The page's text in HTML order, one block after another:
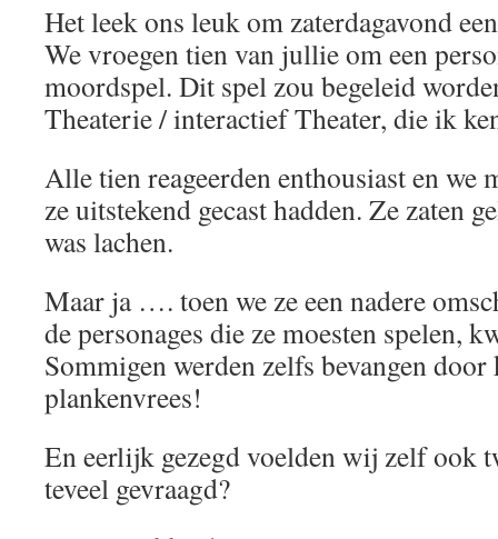
Het leek ons leuk om zaterdagavond
We vroegen tien van jullie om een
moordspel. Dit spel zou begeleid
Theaterie / interactief Theater, die ik
Alle tien reageerden enthousiast en we
ze uitstekend gecast hadden. Ze zaten
was lachen.
Maar ja …. toen we ze een nadere
de personages die ze moesten spelen,
Sommigen werden zelfs bevangen
plankenvrees!
En eerlijk gezegd voelden wij zelf ook
teveel gevraagd?